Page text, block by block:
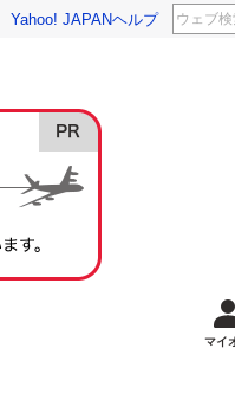
Yahoo! JAPANヘルプ
マイ